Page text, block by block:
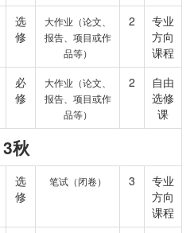
选
修
大作业（论文、
报告、项目或作
品等）
2
专业
方向
课程
必
修
大作业（论文、
报告、项目或作
品等）
2
自由
选修
课
3秋
选
修
笔试（闭卷） 3
专业
方向
课程